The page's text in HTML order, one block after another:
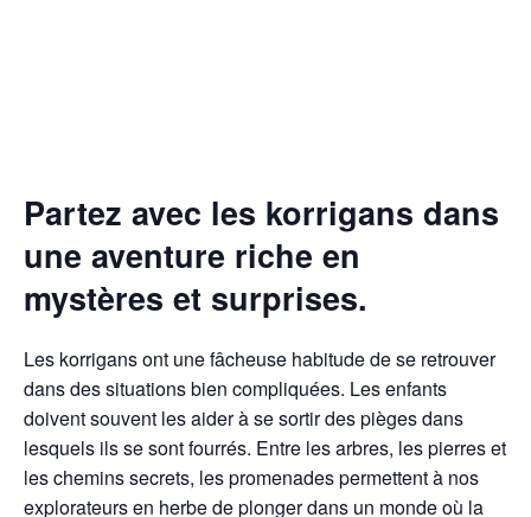
Partez avec les korrigans dans
une aventure riche en
mystères et surprises.
Les korrigans ont une fâcheuse habitude de se retrouver
dans des situations bien compliquées. Les enfants
doivent souvent les aider à se sortir des pièges dans
lesquels ils se sont fourrés. Entre les arbres, les pierres et
les chemins secrets, les promenades permettent à nos
explorateurs en herbe de plonger dans un monde où la